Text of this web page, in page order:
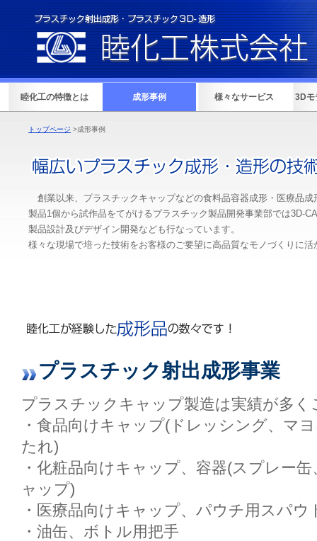
睦化工の特徴とは 成形事例 様々なサービス 3Dモ
トップページ >成形事例
創業以来、プラスチックキャップなどの食料品容器成形・医療品成
製品1個から試作品をてがけるプラスチック製品開発事業部では3D-
製品設計及びデザイン開発なども行なっています。
様々な現場で培った技術をお客様のご要望に高品質なモノづくりに
プラスチック射出成形事業
プラスチックキャップ製造は実績が多く
・食品向けキャップ(ドレッシング、マ
たれ)
・化粧品向けキャップ、容器(スプレー
ャップ)
・医療品向けキャップ、パウチ用スパウ
・油缶、ボトル用把手